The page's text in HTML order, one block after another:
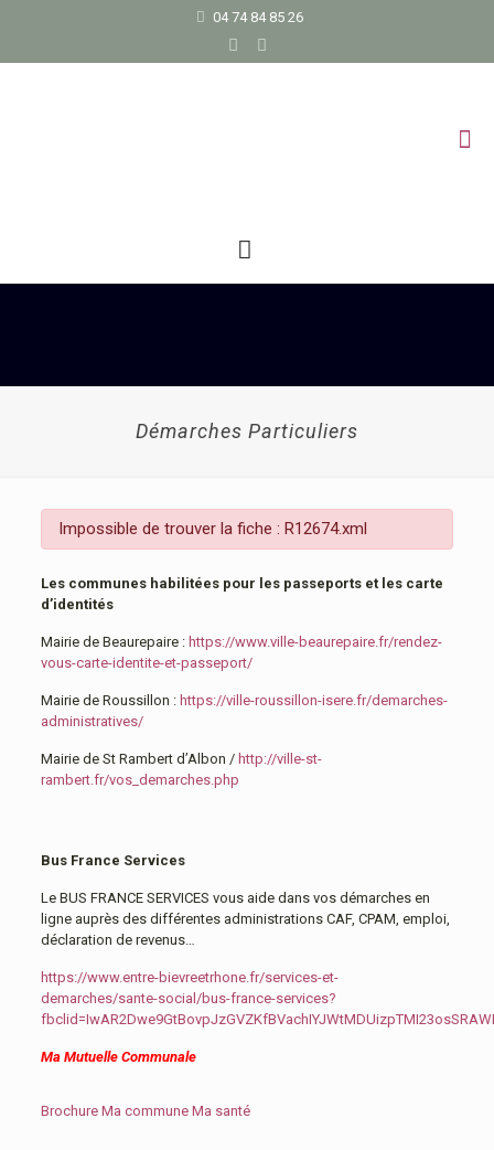
04 74 84 85 26
Démarches Particuliers
Impossible de trouver la fiche : R12674.xml
Les communes habilitées pour les passeports et les carte
d’identités
Mairie de Beaurepaire : https://www.ville-beaurepaire.fr/rendez-
vous-carte-identite-et-passeport/
Mairie de Roussillon : https://ville-roussillon-isere.fr/demarches-
administratives/
Mairie de St Rambert d’Albon / http://ville-st-
rambert.fr/vos_demarches.php
Bus France Services
Le BUS FRANCE SERVICES vous aide dans vos démarches en
ligne auprès des différentes administrations CAF, CPAM, emploi,
déclaration de revenus…
https://www.entre-bievreetrhone.fr/services-et-
demarches/sante-social/bus-france-services?
Ma Mutuelle Communale
Brochure Ma commune Ma santé